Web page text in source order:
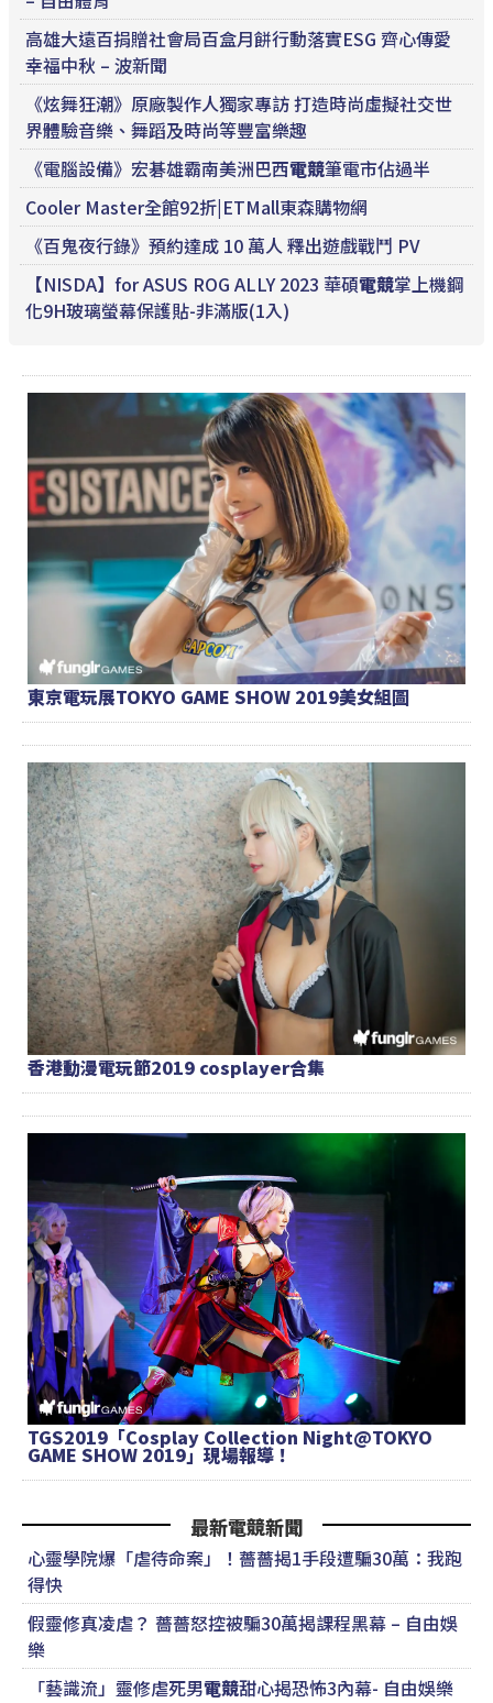
高雄大遠百捐贈社會局百盒月餅行動落實ESG 齊心傳愛
幸福中秋 – 波新聞
《炫舞狂潮》原廠製作人獨家專訪 打造時尚虛擬社交世
界體驗音樂、舞蹈及時尚等豐富樂趣
《電腦設備》宏碁雄霸南美洲巴西電競筆電市佔過半
Cooler Master全館92折|ETMall東森購物網
《百鬼夜行錄》預約達成 10 萬人 釋出遊戲戰鬥 PV
【NISDA】for ASUS ROG ALLY 2023 華碩電競掌上機鋼
化9H玻璃螢幕保護貼-非滿版(1入)
東京電玩展TOKYO GAME SHOW 2019美女組圖
香港動漫電玩節2019 cosplayer合集
TGS2019「Cosplay Collection Night@TOKYO
GAME SHOW 2019」現場報導！
最新電競新聞
心靈學院爆「虐待命案」！薔薔揭1手段遭騙30萬：我跑
得快
假靈修真凌虐？ 薔薔怒控被騙30萬揭課程黑幕 – 自由娛
樂
「藝識流」靈修虐死男電競甜心揭恐怖3內幕- 自由娛樂